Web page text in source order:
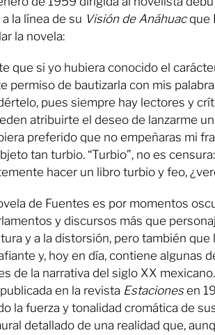
la línea de su Visión de Anáhuacque
la novela:
que si yo hubiera conocido el
permiso de bautizarla con mis
pues siempre hay lectores y
atribuirte el deseo de lanzarme
preferido que no empeñaras mi
tan turbio. “Turbio”, no es
hacer un libro turbio y feo,
de Fuentes es por momentos
y discursos más que
y a la distorsión, pero también que
y, hoy en día, contiene algunas
de la narrativa del siglo XX
en la revista Estacionesen
la fuerza y tonalidad cromática de
detallado de una realidad que,